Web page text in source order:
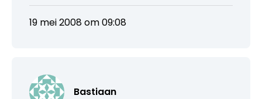
19 mei 2008 om 09:08
Bastiaan